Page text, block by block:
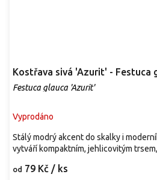
Kostřava sivá 'Azurit' - Festuca
Festuca glauca 'Azurit'
Vyprodáno
od 79 Kč / ks
Stálý modrý akcent do skalky i
vytváří kompaktním, jehlicovitým